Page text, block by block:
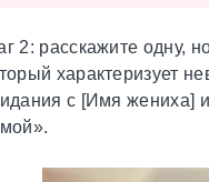
2: расскажите одну,
характеризует
с [Имя жениха]